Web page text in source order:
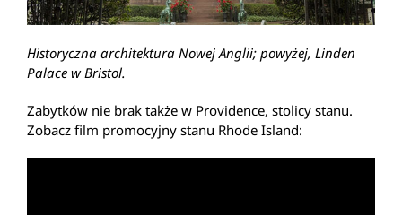
Historyczna architektura Nowej Anglii; powyżej, Linden
Palace w Bristol.
Zabytków nie brak także w Providence, stolicy stanu.
Zobacz film promocyjny stanu Rhode Island: